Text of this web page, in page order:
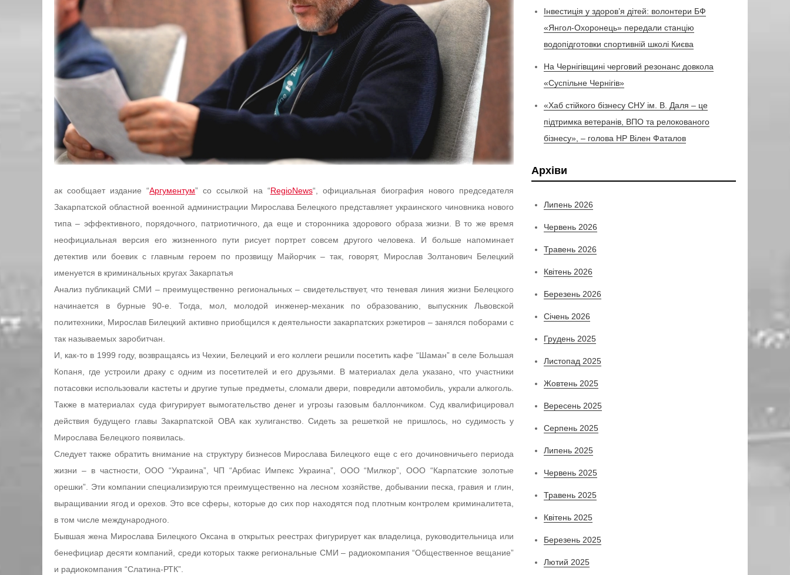
ак сообщает издание “Аргументум” со ссылкой на “RegioNews“, официальная биография нового председателя
Закарпатской областной военной администрации Мирослава Белецкого представляет украинского чиновника нового
типа – эффективного, порядочного, патриотичного, да еще и сторонника здорового образа жизни. В то же время
неофициальная версия его жизненного пути рисует портрет совсем другого человека. И больше напоминает
детектив или боевик с главным героем по прозвищу Майорчик – так, говорят, Мирослав Золтанович Белецкий
именуется в криминальных кругах Закарпатья
Анализ публикаций СМИ – преимущественно региональных – свидетельствует, что теневая линия жизни Белецкого
начинается в бурные 90-е. Тогда, мол, молодой инженер-механик по образованию, выпускник Львовской
политехники, Мирослав Билецкий активно приобщился к деятельности закарпатских рэкетиров – занялся поборами с
так называемых заробитчан.
И, как-то в 1999 году, возвращаясь из Чехии, Белецкий и его коллеги решили посетить кафе “Шаман” в селе Большая
Копаня, где устроили драку с одним из посетителей и его друзьями. В материалах дела указано, что участники
потасовки использовали кастеты и другие тупые предметы, сломали двери, повредили автомобиль, украли алкоголь.
Также в материалах суда фигурирует вымогательство денег и угрозы газовым баллончиком. Суд квалифицировал
действия будущего главы Закарпатской ОВА как хулиганство. Сидеть за решеткой не пришлось, но судимость у
Мирослава Белецкого появилась.
Следует также обратить внимание на структуру бизнесов Мирослава Билецкого еще с его дочиновничьего периода
жизни – в частности, ООО “Украина”, ЧП “Арбиас Импекс Украина”, ООО “Милкор”, ООО “Карпатские золотые
орешки”. Эти компании специализируются преимущественно на лесном хозяйстве, добывании песка, гравия и глин,
выращивании ягод и орехов. Это все сферы, которые до сих пор находятся под плотным контролем криминалитета,
в том числе международного.
Бывшая жена Мирослава Билецкого Оксана в открытых реестрах фигурирует как владелица, руководительница или
бенефициар десяти компаний, среди которых также региональные СМИ – радиокомпания “Общественное вещание”
и радиокомпания “Слатина-РТК”.
Інвестиція у здоров’я дітей: волонтери БФ
«Янгол-Охоронець» передали станцію
водопідготовки спортивній школі Києва
На Чернігівщині черговий резонанс довкола
«Суспільне Чернігів»
«Хаб стійкого бізнесу СНУ ім. В. Даля – це
підтримка ветеранів, ВПО та релокованого
бізнесу», – голова НР Вілен Фаталов
Архіви
Липень 2026
Червень 2026
Травень 2026
Квітень 2026
Березень 2026
Січень 2026
Грудень 2025
Листопад 2025
Жовтень 2025
Вересень 2025
Серпень 2025
Липень 2025
Червень 2025
Травень 2025
Квітень 2025
Березень 2025
Лютий 2025